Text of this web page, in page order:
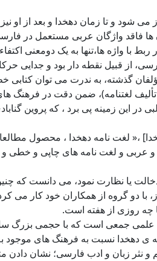
می شود و تا زمان دهخدا و بعد از
ها فاقد واژگان عربی مستعمل در
با واژه ها،تنها به یک دومعنی
قبیل نقطه دار بود و جدایی
گذشته، به ندرت می توان
تألیف لغتنامه)، ضمن دقت در
در این زمینه پی برد ، که
و عربی و لغت نامه های چاپی و خطی
یا نظارت نمود، می دانست که
با دو گروه از همکاران خود کار
چه روزی از هفته است.
علمی جمعی است که با حجمی بزرگ
ی دهخدا نسبت به فرهنگ های موجود
نثر زبان و ادب فارسی؛ نشان